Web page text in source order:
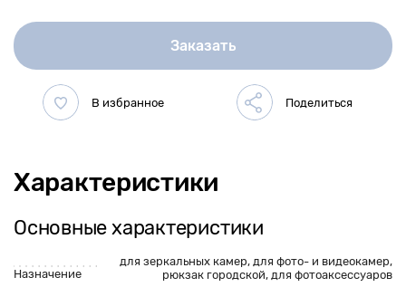
Заказать
Характеристики
Основные характеристики
Назначение
для зеркальных камер, для фото- и видеокамер,
рюкзак городской, для фотоаксессуаров